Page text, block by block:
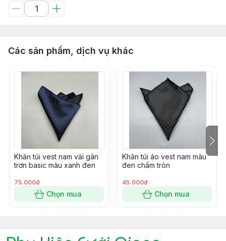
Các sản phẩm, dịch vụ khác
Khăn túi vest nam vải gân
trơn basic màu xanh đen
75.000đ
Chọn mua
Khăn túi áo vest nam màu
đen chấm tròn
45.000đ
Chọn mua